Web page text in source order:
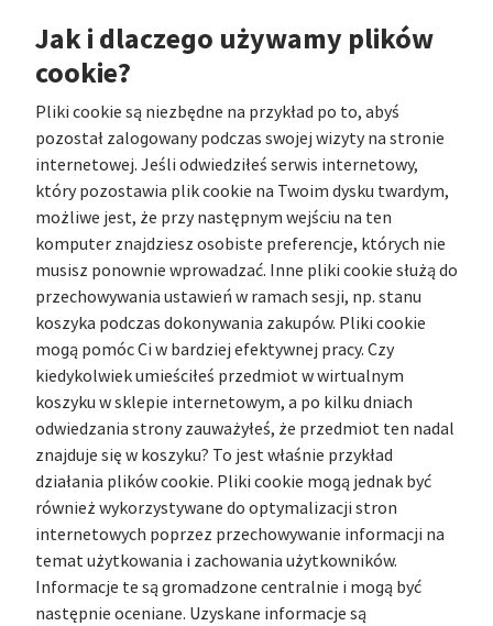
Jak i dlaczego używamy plików
cookie?
Pliki cookie są niezbędne na przykład po to, abyś
pozostał zalogowany podczas swojej wizyty na stronie
internetowej. Jeśli odwiedziłeś serwis internetowy,
który pozostawia plik cookie na Twoim dysku twardym,
możliwe jest, że przy następnym wejściu na ten
komputer znajdziesz osobiste preferencje, których nie
musisz ponownie wprowadzać. Inne pliki cookie służą do
przechowywania ustawień w ramach sesji, np. stanu
koszyka podczas dokonywania zakupów. Pliki cookie
mogą pomóc Ci w bardziej efektywnej pracy. Czy
kiedykolwiek umieściłeś przedmiot w wirtualnym
koszyku w sklepie internetowym, a po kilku dniach
odwiedzania strony zauważyłeś, że przedmiot ten nadal
znajduje się w koszyku? To jest właśnie przykład
działania plików cookie. Pliki cookie mogą jednak być
również wykorzystywane do optymalizacji stron
internetowych poprzez przechowywanie informacji na
temat użytkowania i zachowania użytkowników.
Informacje te są gromadzone centralnie i mogą być
następnie oceniane. Uzyskane informacje są